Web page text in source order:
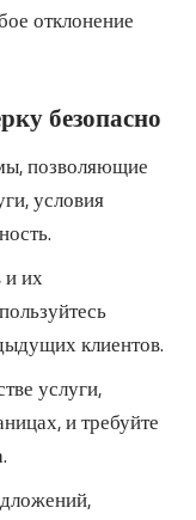
отклонение
безопасно
позволяющие
условия
и их
клиентов.
услуги,
и требуйте